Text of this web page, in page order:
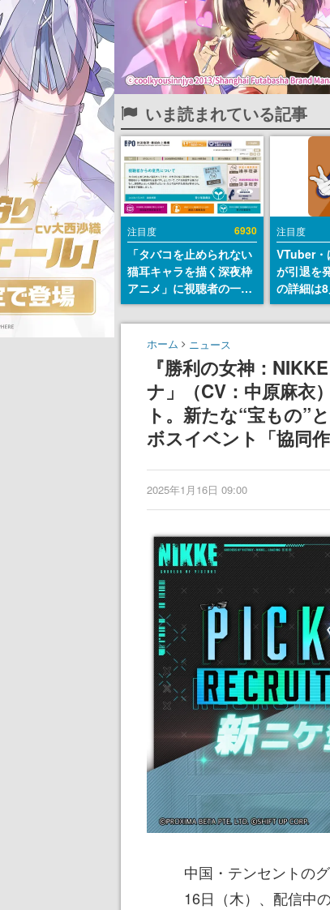
いま読まれている記事
注目度 6930
「タバコを止められない
猫耳キャラを描く深夜枠
アニメ」に視聴者の一部
から批判意見。違法薬物
の使用と思しき描写も含
めて、BPOが議論を交わ
注目度
VTuber・
が引退を
の詳細は
の配信で
ホーム ニュース
『勝利の女神：
ナ」（CV：中原麻衣
ト。新たな“宝もの”
ボスイベント「協同
2025年1月16日 09:00
中国・テンセントの
16日（木）、配信中